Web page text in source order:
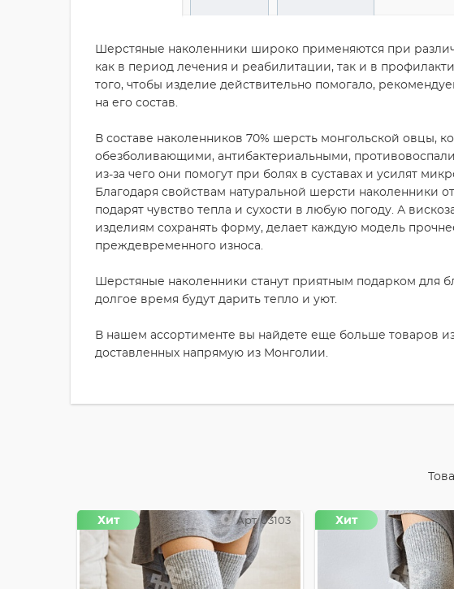
Шерстяные наколенники широко применяются при
как в период лечения и реабилитации, так и в
того, чтобы изделие действительно помогало,
на его состав.
В составе наколенников 70% шерсть монгольской овцы,
обезболивающими, антибактериальными,
из-за чего они помогут при болях в суставах и усилят
Благодаря свойствам натуральной шерсти наколенники
подарят чувство тепла и сухости в любую погоду. А
изделиям сохранять форму, делает каждую модель
преждевременного износа.
Шерстяные наколенники станут приятным подарком для
долгое время будут дарить тепло и уют.
В нашем ассортименте вы найдете еще больше товаров
доставленных напрямую из Монголии.
Арт. 03103
Хит Хит